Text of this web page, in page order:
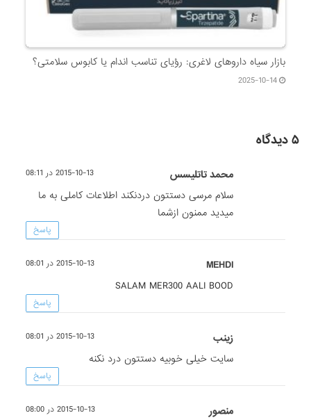
بازار سیاه داروهای لاغری: رؤیای تناسب اندام یا کابوس سلامتی؟
2025-10-14
۵ دیدگاه
محمد تاتلیسس 2015-10-13 در 08:11
سلام مرسی دستتون دردنکند اطلاعات کاملی به ما
میدید ممنون ازشما
پاسخ
MEHDI 2015-10-13 در 08:01
SALAM MER300 AALI BOOD
پاسخ
زینب 2015-10-13 در 08:01
سایت خیلی خوبیه دستتون درد نکنه
پاسخ
منصور 2015-10-13 در 08:00